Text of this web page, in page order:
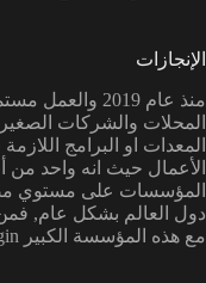
الإنجازات
منذ عام 2019
المحلات والشركات
المعدات او البرامج
الأعمال حيث انه واحد من
المؤسسات على مستوي
دول العالم بشكل عام,
مع هذه المؤسسة الكبير Just Agin.